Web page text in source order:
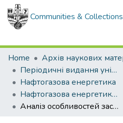
Communities & Collections
Home
Періодичні видання університету
Нафтогазова енергетика
Нафтогазова енергетика - 2024 - № 1.
Аналіз особливостей застосування капілярних систем на газових свердловинах родовищ Передкарпаття